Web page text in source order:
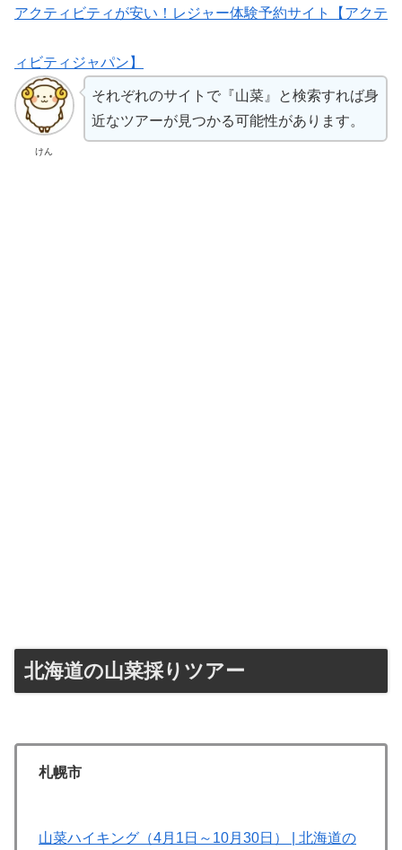
アクティビティが安い！レジャー体験予約サイト【アクテ
ィビティジャパン】
けん
それぞれのサイトで『山菜』と検索すれば身
近なツアーが見つかる可能性があります。
北海道の山菜採りツアー
札幌市
山菜ハイキング（4月1日～10月30日） | 北海道の